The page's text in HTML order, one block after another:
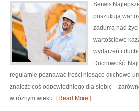
Serwis
poszukują
zadumą nad
wartościowe
wydarzeń i
Duchowość.
regularnie poznawać treści niosące duchowe
znaleźć coś odpowiedniego dla siebie –
w różnym wieku [ Read More ]